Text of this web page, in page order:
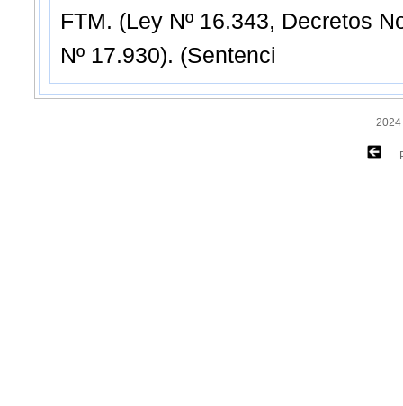
FTM. (Ley Nº 16.343, Decretos
Nº 17.930). (Sentenci